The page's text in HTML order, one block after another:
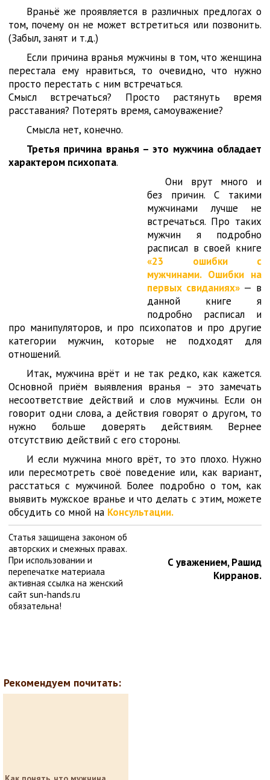
Враньё же проявляется в различных предлогах о
том, почему он не может встретиться или позвонить.
(Забыл, занят и т.д.)
Если причина вранья мужчины в том, что женщина
перестала ему нравиться, то очевидно, что нужно
просто перестать с ним встречаться.
Смысл встречаться? Просто растянуть время
расставания? Потерять время, самоуважение?
Смысла нет, конечно.
Третья причина вранья – это мужчина обладает
характером психопата.
Они врут много и
без причин. С такими
мужчинами лучше не
встречаться. Про таких
мужчин я подробно
расписал в своей книге
«23 ошибки с
мужчинами. Ошибки на
первых свиданиях»— в
данной книге я
подробно расписал и
про манипуляторов, и про психопатов и про другие
категории мужчин, которые не подходят для
отношений.
Итак, мужчина врёт и не так редко, как кажется.
Основной приём выявления вранья – это замечать
несоответствие действий и слов мужчины. Если он
говорит одни слова, а действия говорят о другом, то
нужно больше доверять действиям. Вернее
отсутствию действий с его стороны.
И если мужчина много врёт, то это плохо. Нужно
или пересмотреть своё поведение или, как вариант,
расстаться с мужчиной. Более подробно о том, как
выявить мужское вранье и что делать с этим, можете
обсудить со мной на Консультации.
Статья защищена законом об
авторских и смежных правах.
При использовании и
перепечатке материала
активная ссылка на женский
сайт sun-hands.ru
обязательна!
С уважением, Рашид
Кирранов.
Рекомендуем почитать: